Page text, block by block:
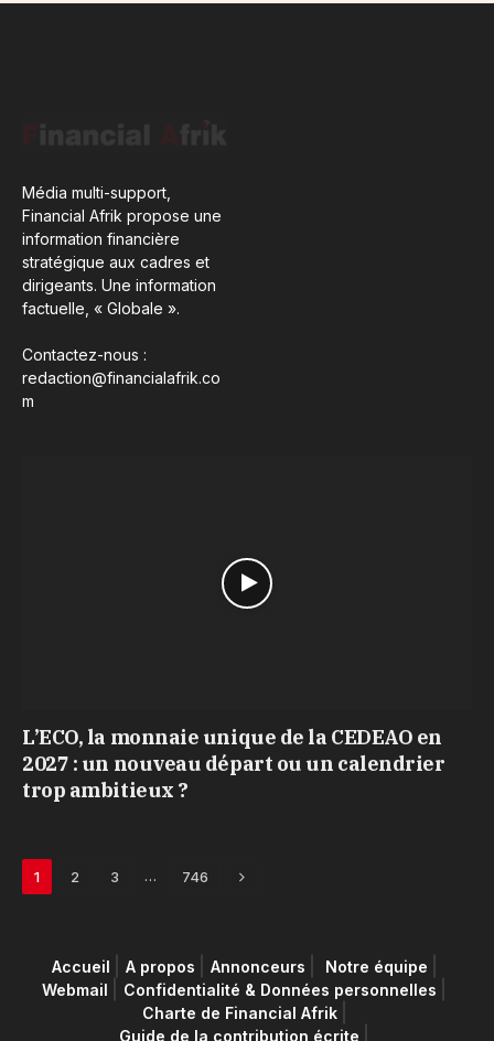
Média multi-support,
Financial Afrik propose une
information financière
stratégique aux cadres et
dirigeants. Une information
factuelle, « Globale ».
Contactez-nous :
redaction@financialafrik.co
m
L’ECO, la monnaie unique de la CEDEAO en
2027 : un nouveau départ ou un calendrier
trop ambitieux ?
1 2 3 … 746 Next
Accueil A propos Annonceurs
Notre équipe
Webmail
Confidentialité & Données personnelles
Charte de Financial Afrik
Guide de la contribution écrite